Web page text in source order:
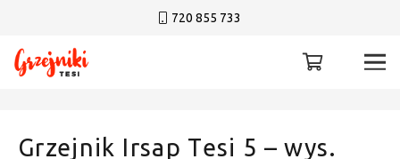
720 855 733
Grzejnik Irsap Tesi 5 – wys.